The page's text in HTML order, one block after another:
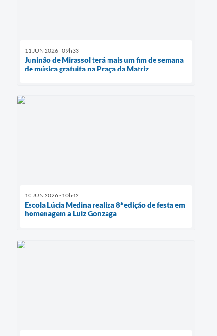
11 JUN 2026 - 09h33
Juninão de Mirassol terá mais um fim de semana
de música gratuita na Praça da Matriz
10 JUN 2026 - 10h42
Escola Lúcia Medina realiza 8ª edição de festa em
homenagem a Luiz Gonzaga